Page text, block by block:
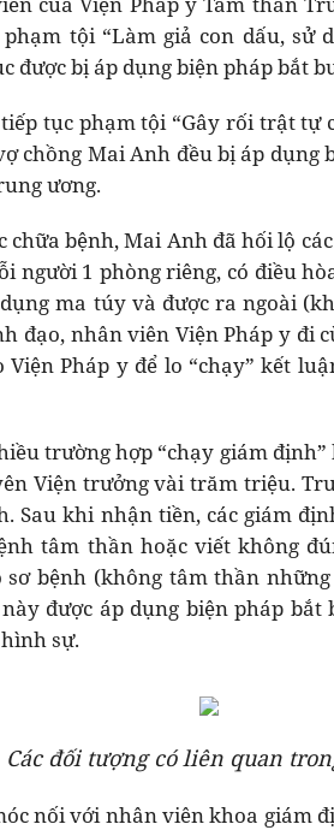
tội “Làm giả con dấu, sử
được bị áp dụng biện pháp bắt
tục phạm tội “Gây rối trật tự
chồng Mai Anh đều bị áp dụng
ương.
chữa bệnh, Mai Anh đã hối lộ
người 1 phòng riêng, có điều
ma túy và được ra ngoài
đạo, nhân viên Viện Pháp y đi
Pháp y để lo “chạy” kết
trường hợp “chạy giám định”
Viện trưởng vài trăm triệu.
Sau khi nhận tiền, các giám
tâm thần hoặc viết không
bệnh (không tâm thần
được áp dụng biện pháp
sự.
Các đối tượng có liên quan
nối với nhân viên khoa giám